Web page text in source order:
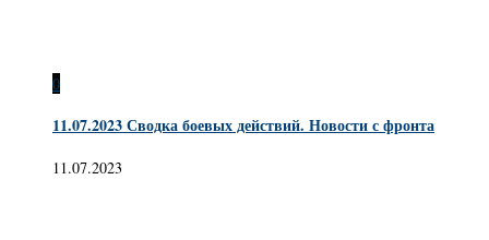
0
11.07.2023 Сводка боевых действий. Новости с фронта
11.07.2023